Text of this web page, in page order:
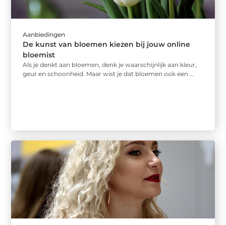
Aanbiedingen
De kunst van bloemen kiezen bij jouw online
bloemist
Als je denkt aan bloemen, denk je waarschijnlijk aan kleur,
geur en schoonheid. Maar wist je dat bloemen ook een ...